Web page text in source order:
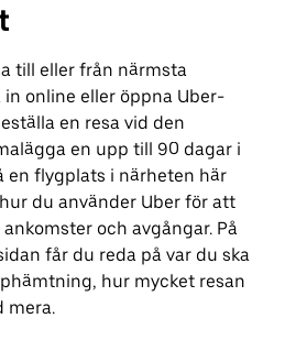
till eller från närmsta
online eller öppna Uber-
en resa vid den
en upp till 90 dagar i
en flygplats i närheten här
du använder Uber för att
och avgångar. På
får du reda på var du ska
hur mycket resan
mera.